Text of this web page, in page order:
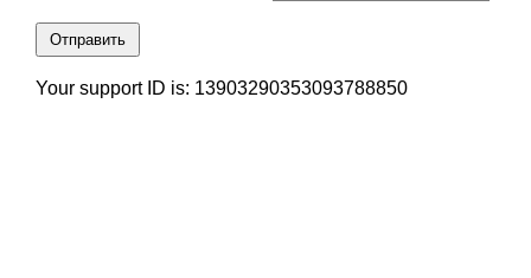
Отправить
Your support ID is: 13903290353093788850